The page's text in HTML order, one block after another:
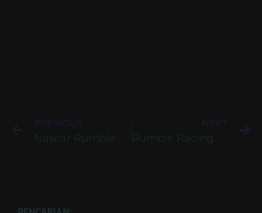
PREVIOUS
Nascar Rumble Bahasa Indonesia Untuk PS1
NEXT
Rumble Racing Bahasa Indonesia Untuk PS2